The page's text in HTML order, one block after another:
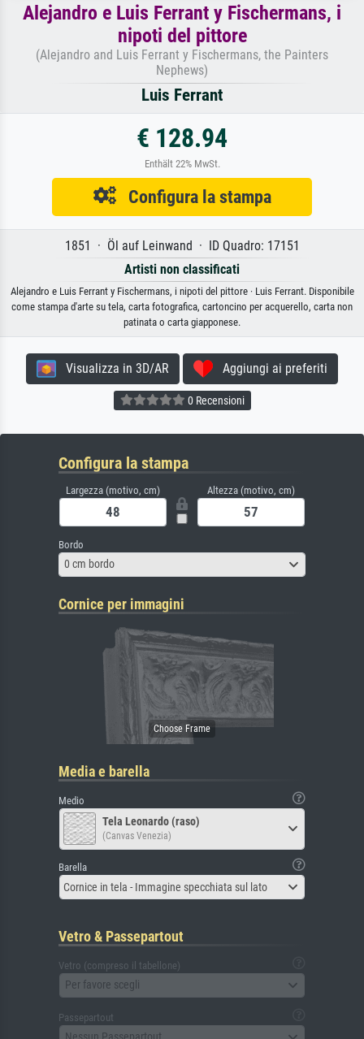
Alejandro e Luis Ferrant y Fischermans, i
nipoti del pittore
(Alejandro and Luis Ferrant y Fischermans, the Painters
Nephews)
Luis Ferrant
€ 128.94
Enthält 22% MwSt.
Configura la stampa
1851 · Öl auf Leinwand · ID Quadro: 17151
Artisti non classificati
Alejandro e Luis Ferrant y Fischermans, i nipoti del pittore · Luis Ferrant. Disponibile
come stampa d'arte su tela, carta fotografica, cartoncino per acquerello, carta non
patinata o carta giapponese.
Visualizza in 3D/AR Aggiungi ai preferiti
0 Recensioni
Configura la stampa
Largezza (motivo, cm) Altezza (motivo, cm)
Bordo
0 cm bordo
Cornice per immagini
Media e barella
Medio
Tela Leonardo (raso)
(Canvas Venezia)
Barella
Cornice in tela - Immagine specchiata sul lato
Vetro & Passepartout
Vetro (compreso il tabellone)
Per favore scegli
Passepartout